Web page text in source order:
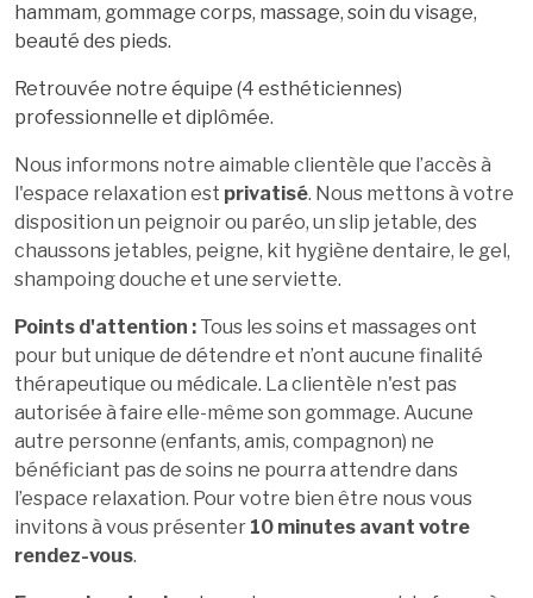
hammam, gommage corps, massage, soin du visage,
beauté des pieds.
Retrouvée notre équipe (4 esthéticiennes)
professionnelle et diplômée.
Nous informons notre aimable clientèle que l’accès à
l'espace relaxation est privatisé. Nous mettons à votre
disposition un peignoir ou paréo, un slip jetable, des
chaussons jetables, peigne, kit hygiène dentaire, le gel,
shampoing douche et une serviette.
Points d'attention : Tous les soins et massages ont
pour but unique de détendre et n’ont aucune finalité
thérapeutique ou médicale. La clientèle n'est pas
autorisée à faire elle-même son gommage. Aucune
autre personne (enfants, amis, compagnon) ne
bénéficiant pas de soins ne pourra attendre dans
l’espace relaxation. Pour votre bien être nous vous
invitons à vous présenter 10 minutes avant votre
rendez-vous.